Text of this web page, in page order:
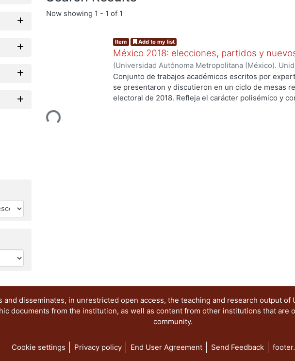
Now showing 1 - 1 of 1
Loading...
Item Add to my list
México 2018: elecciones, partidos y
(Universidad Autónoma Metropolitana (México).
Ciencias Sociales y Humanidades.,2020)Palma,
Osornio Guerrero, María Cristina ;Alarcón Olguín,
Héctor;Navarrete Vela, Juan Pablo;Reveles
Conjunto de trabajos académicos escritos por
se presentaron y discutieron en un ciclo de mesas
electoral de 2018. Refleja el carácter polisémico y
disseminates, in unrestricted open access, the teaching and research output of
documents from the institution, as well as content from other institutions that are
community.
Cookie settings Privacy policy End User Agreement Send Feedback